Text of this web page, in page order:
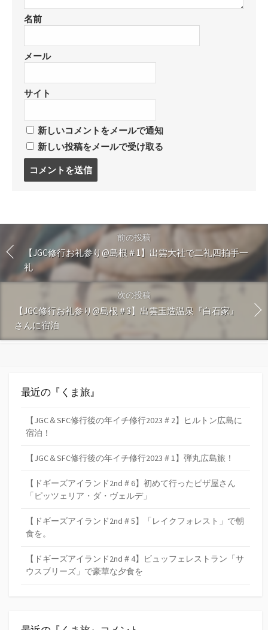
名前
メール
サイト
新しいコメントをメールで通知
新しい投稿をメールで受け取る
る
前の投稿
【JGC修行お礼参り@島根＃1】出雲大社で二礼四拍手一
礼
次の投稿
【JGC修行お礼参り@島根＃3】出雲玉造温泉『白石家』
さんに宿泊
最近の『くま旅』
【JGC＆SFC修行後の年イチ修行2023＃2】ヒルトン広島に
宿泊！
【JGC＆SFC修行後の年イチ修行2023＃1】弾丸広島旅！
【ドギーズアイランド2nd＃6】初めて行ったピザ屋さん
「ピッツェリア・ダ・ヴェルデ」
【ドギーズアイランド2nd＃5】「レイクフォレスト」で朝
食を。
【ドギーズアイランド2nd＃4】ビュッフェレストラン「サ
ウスブリーズ」で豪華な夕食を